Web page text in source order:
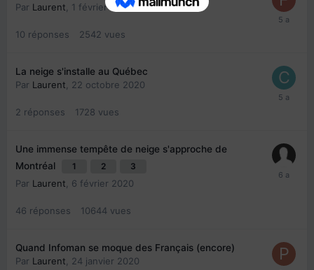
Par Laurent 1 février 2021
10 réponses 2542 vues
La neige s'installe au Québec
Par Laurent 22 octobre 2020
2 réponses 1728 vues
Une immense tempête de neige s'approche de
Montréal
1 2 3
Par Laurent 6 février 2020
46 réponses 10644 vues
Quand Infoman se moque des Français (encore)
Par Laurent 24 janvier 2020